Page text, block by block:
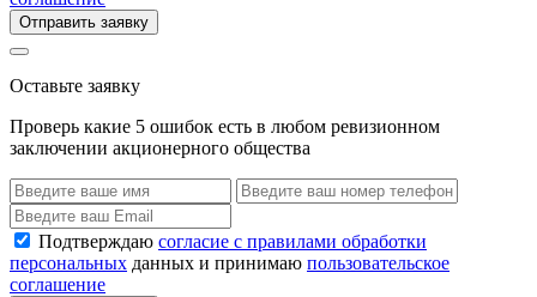
Отправить заявку
Оставьте заявку
Проверь какие 5 ошибок есть в любом ревизионном
заключении акционерного общества
Подтверждаю согласие с правилами обработки
персональных данных и принимаю пользовательское
соглашение